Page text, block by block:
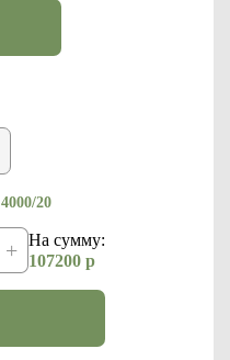
4000/20
+
На сумму:
107200 р